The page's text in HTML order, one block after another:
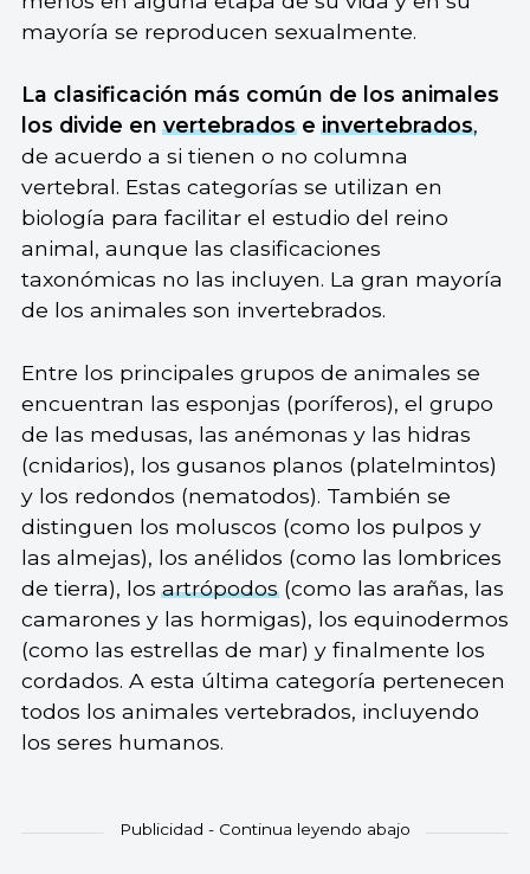
mayoría se reproducen sexualmente.
La clasificación más común de los animales
los divide envertebradoseinvertebrados,
de acuerdo a si tienen o no columna
vertebral. Estas categorías se utilizan en
biología para facilitar el estudio del reino
animal, aunque las clasificaciones
taxonómicas no las incluyen. La gran mayoría
de los animales son invertebrados.
Entre los principales grupos de animales se
encuentran las esponjas (poríferos), el grupo
de las medusas, las anémonas y las hidras
(cnidarios), los gusanos planos (platelmintos)
y los redondos (nematodos). También se
distinguen los moluscos (como los pulpos y
las almejas), los anélidos (como las lombrices
de tierra), losartrópodos(como las arañas, las
camarones y las hormigas), los equinodermos
(como las estrellas de mar) y finalmente los
cordados. A esta última categoría pertenecen
todos los animales vertebrados, incluyendo
los seres humanos.